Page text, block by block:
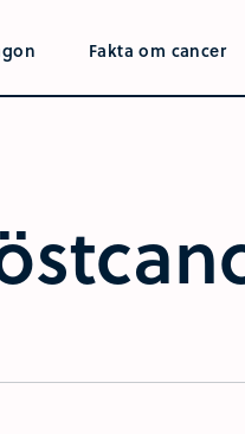
Fakta om cancer